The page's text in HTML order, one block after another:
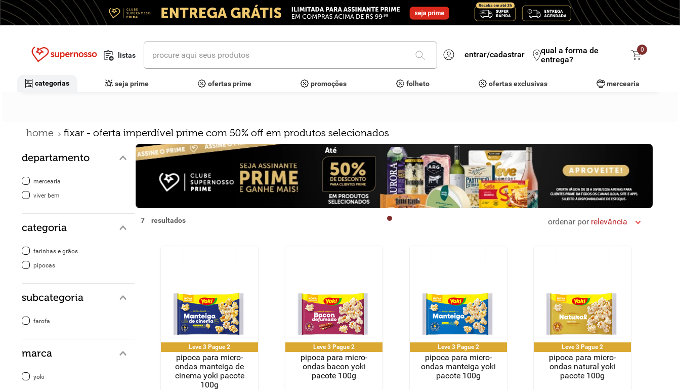
listas
procure aqui seus produtos
entrar/cadastrar
qual a forma de
entrega?
0
categorias seja prime ofertas prime promoções folheto ofertas exclusivas mercearia
fixar - oferta imperdível prime com 50% off em produtos selecionados
departamento
mercearia
viver bem
categoria
farinhas e grãos
pipocas
subcategoria
farofa
marca
yoki
7 ordenar por relevância
Leve 3 Pague 2
pipoca para micro-
ondas manteiga de
cinema yoki pacote
100g
Leve 3 Pague 2
pipoca para micro-
ondas bacon yoki
pacote 100g
Leve 3 Pague 2
pipoca para micro-
ondas manteiga yoki
pacote 100g
Leve 3 Pague 2
pipoca para micro-
ondas natural yoki
pacote 100g
termos mais buscados
3º cafe
4º iogurte
queijo
7 vinhos
chocolate